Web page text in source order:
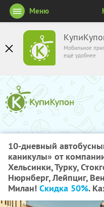
Мобильное
ещё удобнее
Меню
10-дневный
каникулы» от
Хельсинки, Турку,
Нюрнберг, Лейпциг,
Милан! Скидка 50%.